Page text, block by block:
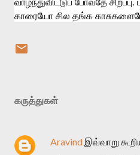
வாழ்ந்துவிட்டுப் போவதே சிறப்பு
காரையோ சில தங்க
கருத்துகள்
Aravind இவ்வாறு